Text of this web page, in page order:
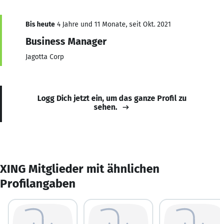
Bis heute 4 Jahre und 11 Monate, seit Okt. 2021
Business Manager
Jagotta Corp
Logg Dich jetzt ein, um das ganze Profil zu
sehen.
XING Mitglieder mit ähnlichen
Profilangaben